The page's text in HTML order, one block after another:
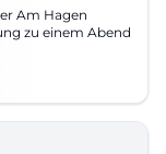
Am Hagen
zu einem Abend